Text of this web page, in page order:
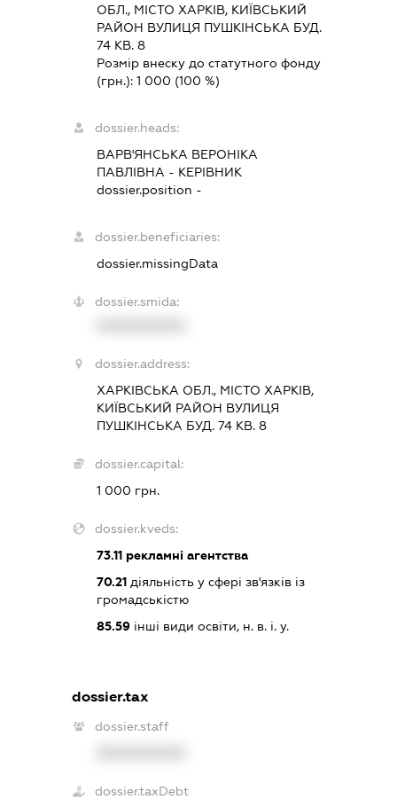
ОБЛ., МІСТО ХАРКІВ, КИЇВСЬКИЙ
РАЙОН ВУЛИЦЯ ПУШКІНСЬКА БУД.
74 КВ. 8
Розмір внеску до статутного фонду
(грн.): 1 000 (100 %)
dossier.heads:
ВАРВ'ЯНСЬКА ВЕРОНІКА
ПАВЛІВНА - КЕРІВНИК
dossier.position -
dossier.beneficiaries:
dossier.missingData
dossier.smida:
dossier.address:
ХАРКІВСЬКА ОБЛ., МІСТО ХАРКІВ,
КИЇВСЬКИЙ РАЙОН ВУЛИЦЯ
ПУШКІНСЬКА БУД. 74 КВ. 8
dossier.capital:
1 000 грн.
dossier.kveds:
73.11рекламні агентства
70.21діяльність у сфері зв'язків із
громадськістю
85.59інші види освіти, н. в. і. у.
dossier.tax
dossier.staff
dossier.taxDebt